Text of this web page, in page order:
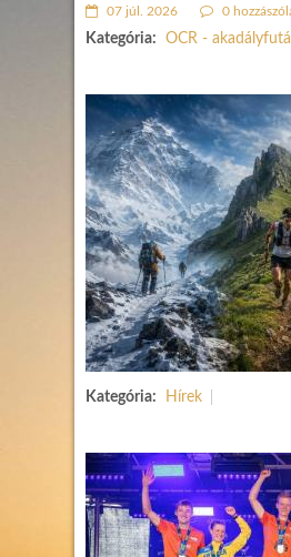
07 júl. 2026 0
Kategória: OCR -
Kategória: Hírek